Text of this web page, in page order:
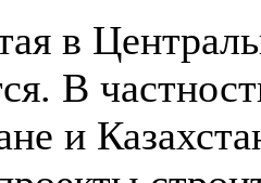
в
В
и